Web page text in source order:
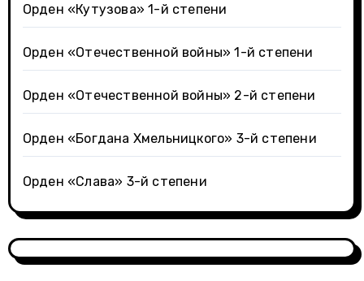
Орден «Кутузова» 1-й степени
Орден «Отечественной войны» 1-й степени
Орден «Отечественной войны» 2-й степени
Орден «Богдана Хмельницкого» 3-й степени
Орден «Слава» 3-й степени